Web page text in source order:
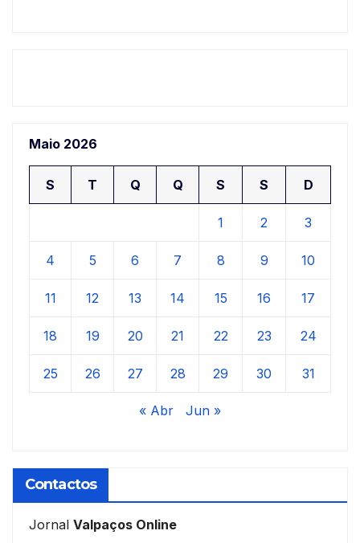
Maio 2026
S T Q Q S S D
1 2 3
4 5 6 7 8 9 10
11 12 13 14 15 16 17
18 19 20 21 22 23 24
25 26 27 28 29 30 31
« Abr Jun »
Contactos
Jornal Valpaços Online